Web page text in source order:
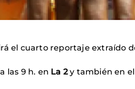
el cuarto reportaje extraído
las 9 h. en La 2y también en el